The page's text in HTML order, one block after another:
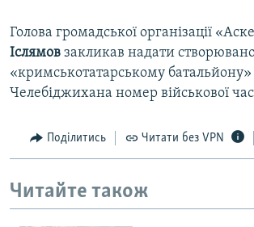
Голова громадської організації
Іслямов закликав надати
«кримськотатарському
Челебіджихана номер військової
Поділитись Читати без VPN
Читайте також